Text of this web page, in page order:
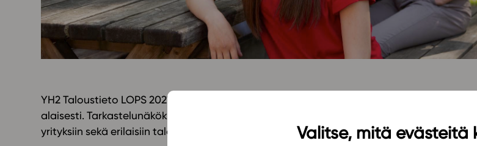
Valitse, mitä evästeitä
Hinnasto
Käyttöönotto
Tilaa
YH2 Taloustieto LOPS 2021 -oppimateriaali perehdyttää opiskelijan talouden toimintaan
alaisesti. Tarkastelunäkökulma ulottuu yksilön oman talouden hallinnasta aina
yrityksiin sekä erilaisiin talouden ilmiöihin Suomessa ja maailmalla.